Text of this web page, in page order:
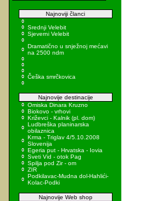
Najnoviji članci
Srednji Velebit
Sjeverni Velebit
Dramatično u snježnoj mećavi
na 2500 ndm
Češka smrčkovica
Najnovije destinacije
Omiska Dinara Kruzno
Biokovo - vrhovi
Križevci - Kalnik (pl. dom)
Ludbreška planinarska
obilaznica
Krma - Triglav 4/5.10.2008
Slovenija
Egeria put - Hrvatska - Iovia
Sveti Vid - otok Pag
Spilja pod Zir - om
ZIR
Podkilavac-Mudna dol-Hahlići-
Kolac-Podki
Najnovije Web shop